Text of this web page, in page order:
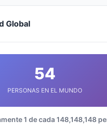
Global
54
PERSONAS EN EL MUNDO
1 de cada 148,148,148